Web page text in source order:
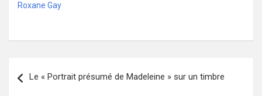
Roxane Gay
de
Le « Portrait présumé de Madeleine » sur un timbre